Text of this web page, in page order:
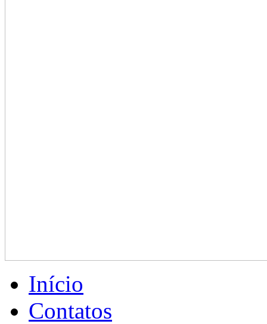
Início
Contatos